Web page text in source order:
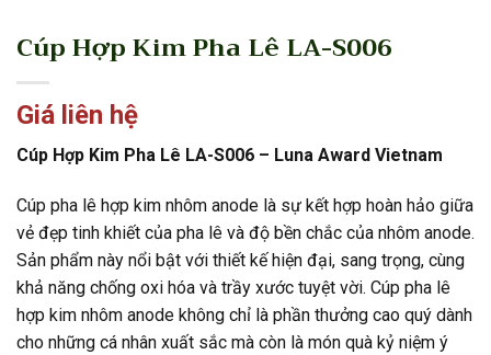
Cúp Hợp Kim Pha Lê LA-S006
Giá liên hệ
Cúp Hợp Kim Pha Lê LA-S006 – Luna Award Vietnam
Cúp pha lê hợp kim nhôm anode là sự kết hợp hoàn hảo giữa
vẻ đẹp tinh khiết của pha lê và độ bền chắc của nhôm anode.
Sản phẩm này nổi bật với thiết kế hiện đại, sang trọng, cùng
khả năng chống oxi hóa và trầy xước tuyệt vời. Cúp pha lê
hợp kim nhôm anode không chỉ là phần thưởng cao quý dành
cho những cá nhân xuất sắc mà còn là món quà kỷ niệm ý